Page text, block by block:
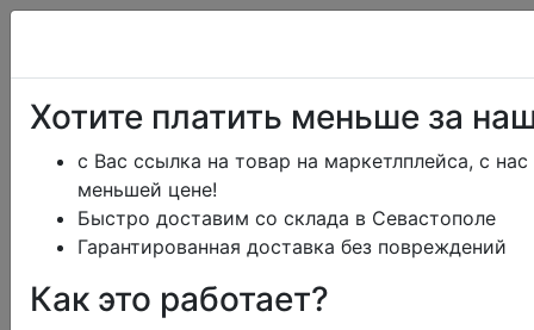
+7 (978) 700-14-55
ikeaDos@mail.ru
Главная КаталогТарифыПомощь
Отзывы
Хотите платить меньше за
с Вас ссылка на товар на маркетлплейса, с
меньшей цене!
Быстро доставим со склада в Севастополе
Гарантированная доставка без повреждений
Как это работает?